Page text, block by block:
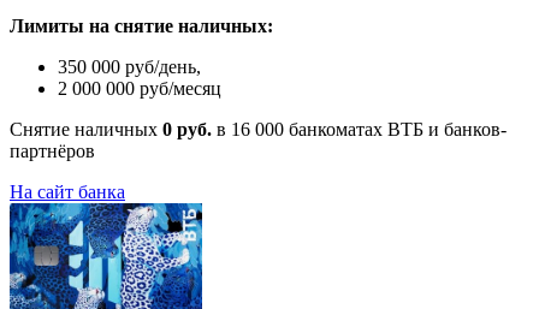
Лимиты на снятие наличных:
350 000 руб/день,
2 000 000 руб/месяц
Снятие наличных 0 руб. в 16 000 банкоматах ВТБ и банков-
партнёров
На сайт банка